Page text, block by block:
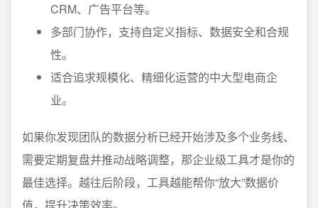
CRM、广告平台等。
多部门协作，支持自定义指标、数据安全和合规
性。
适合追求规模化、精细化运营的中大型电商企
业。
如果你发现团队的数据分析已经开始涉及多个业务线、
需要定期复盘并推动战略调整，那企业级工具才是你的
最佳选择。越往后阶段，工具越能帮你“放大”数据价